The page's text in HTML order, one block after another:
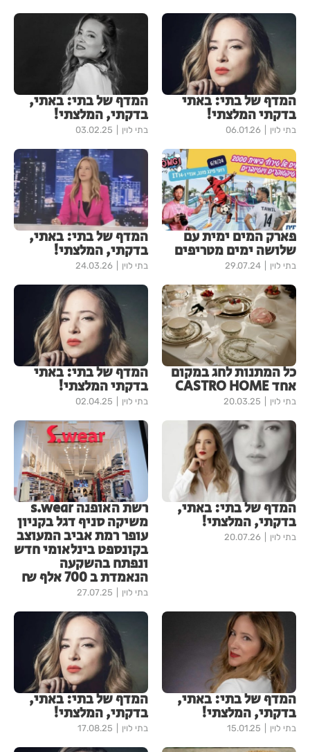
המדף של בתי: באתי
בדקתי המלצתי!
בתי לוין 06.01.26
המדף של בתי: באתי,
בדקתי, המלצתי!
בתי לוין 03.02.25
פארק המים ימית עם
שלושה ימים מטריפים
בתי לוין 29.07.24
המדף של בתי: באתי,
בדקתי, המלצתי!
בתי לוין 24.03.26
כל המתנות לחג במקום
אחד CASTRO HOME
בתי לוין 20.03.25
המדף של בתי: באתי
בדקתי המלצתי!
בתי לוין 02.04.25
המדף של בתי: באתי,
בדקתי, המלצתי!
בתי לוין 20.07.26
רשת האופנה s.wear
משיקה סניף דגל בקניון
עופר רמת אביב המעוצב
בקונספט בינלאומי חדש
ונפתח בהשקעה
הנאמדת ב 700 אלף ₪
בתי לוין 27.07.25
המדף של בתי: באתי,
בדקתי, המלצתי!
בתי לוין 15.01.25
המדף של בתי: באתי,
בדקתי, המלצתי!
בתי לוין 17.08.25